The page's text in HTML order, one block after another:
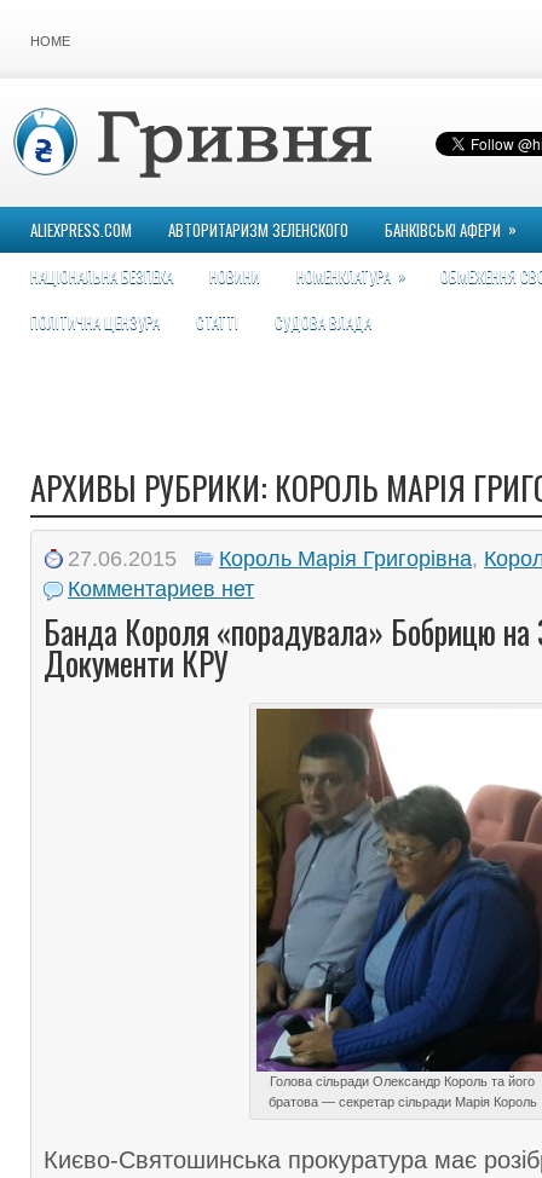
HOME
ALIEXPRESS.COM АВТОРИТАРИЗМ ЗЕЛЕНСКОГО БАНКІВСЬКІ АФЕРИ »
НАЦІОНАЛЬНА БЕЗПЕКА
НОВИНИ НОМЕНКЛАТУРА »
ОБМЕЖЕННЯ
ПОЛІТИЧНА ЦЕНЗУРА
СТАТТІ СУДОВА ВЛАДА
АРХИВЫ РУБРИКИ: КОРОЛЬ МАРІЯ
27.06.2015 Король Марія Григорівна,
Комментариев нет
Банда Короля «порадувала» Бобрицю
Документи КРУ
Голова сільради Олександр Король та його
братова — секретар сільради Марія Король
Києво-Святошинська прокуратура має